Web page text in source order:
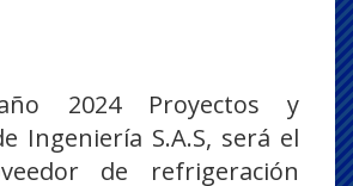
2024 Proyectos y
Ingeniería S.A.S, será el
de refrigeración